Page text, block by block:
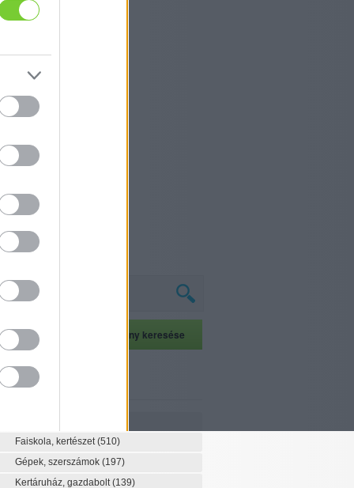
szaknévsor
Faiskola, kertészet(510)
Gépek, szerszámok (197)
Kertáruház, gazdabolt(139)